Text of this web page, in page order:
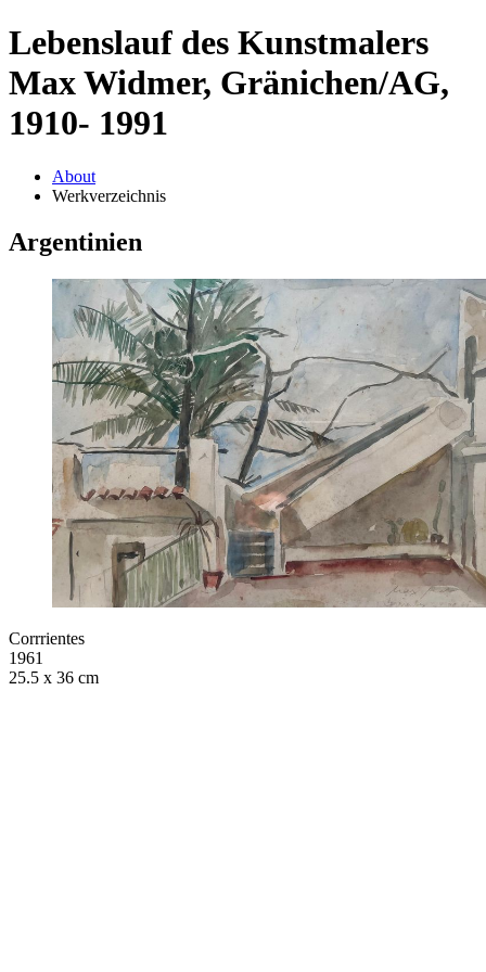
Lebenslauf des Kunstmalers
Max Widmer, Gränichen/AG,
1910- 1991
About
Werkverzeichnis
Argentinien
Corrrientes
1961
25.5 x 36 cm